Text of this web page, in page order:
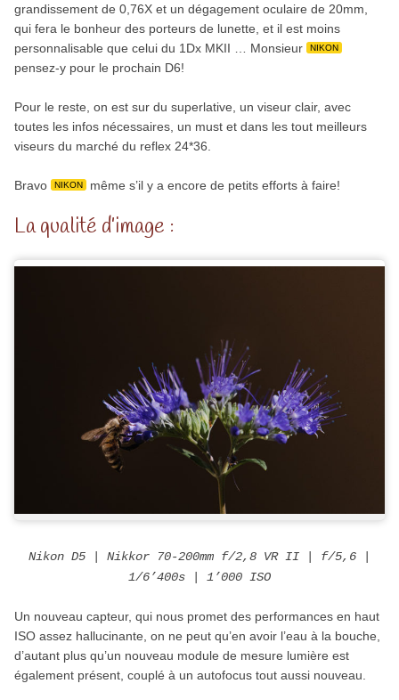
grandissement de 0,76X et un dégagement oculaire de 20mm,
qui fera le bonheur des porteurs de lunette, et il est moins
personnalisable que celui du 1Dx MKII … Monsieur
NIKON
pensez-y pour le prochain D6!
Pour le reste, on est sur du superlative, un viseur clair, avec
toutes les infos nécessaires, un must et dans les tout meilleurs
viseurs du marché du reflex 24*36.
Bravo NIKON même s’il y a encore de petits efforts à faire!
La qualité d’image :
Nikon D5 | Nikkor 70-200mm f/2,8 VR II | f/5,6 |
1/6’400s | 1’000 ISO
Un nouveau capteur, qui nous promet des performances en haut
ISO assez hallucinante, on ne peut qu’en avoir l’eau à la bouche,
d’autant plus qu’un nouveau module de mesure lumière est
également présent, couplé à un autofocus tout aussi nouveau.